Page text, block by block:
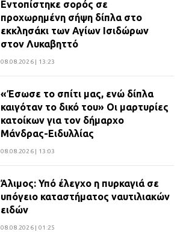
Εντοπίστηκε σορός σε
προχωρημένη σήψη δίπλα στο
εκκλησάκι των Αγίων Ισιδώρων
στον Λυκαβηττό
08.08.2026 | 13:23
«Έσωσε το σπίτι μας, ενώ δίπλα
καιγόταν το δικό του» Οι μαρτυρίες
κατοίκων για τον δήμαρχο
Μάνδρας-Ειδυλλίας
08.08.2026 | 13:03
Άλιμος: Υπό έλεγχο η πυρκαγιά σε
υπόγειο καταστήματος ναυτιλιακών
ειδών
08.08.2026 | 01:25